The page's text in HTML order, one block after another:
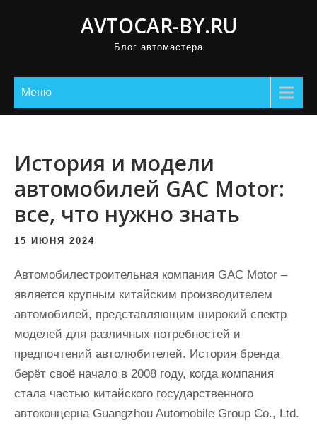
AVTOCAR-BY.RU
Блог автомастера
Меню
История и модели
автомобилей GAC Motor:
все, что нужно знать
15 ИЮНЯ 2024
Автомобилестроительная компания GAC Motor –
является крупным китайским производителем
автомобилей, представляющим широкий спектр
моделей для различных потребностей и
предпочтений автолюбителей. История бренда
берёт своё начало в 2008 году, когда компания
стала частью китайского государственного
автоконцерна Guangzhou Automobile Group Co., Ltd.